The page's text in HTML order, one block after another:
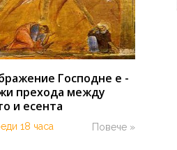
Господне е -
прехода между
и есента
Повече »
18 часа